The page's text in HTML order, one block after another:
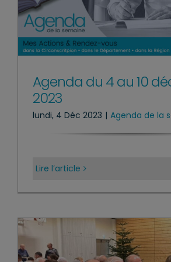
Agenda du 4 au 10
2023
lundi, 4 Déc 2023 | Agenda de la
Lire l’article